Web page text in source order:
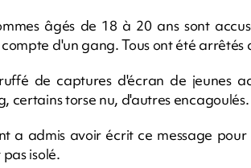
âgés de 18 à 20 ans sont
d'un gang. Tous ont été arrêtés
de captures d'écran de jeunes
certains torse nu, d'autres encagoulés.
a admis avoir écrit ce message
isolé.